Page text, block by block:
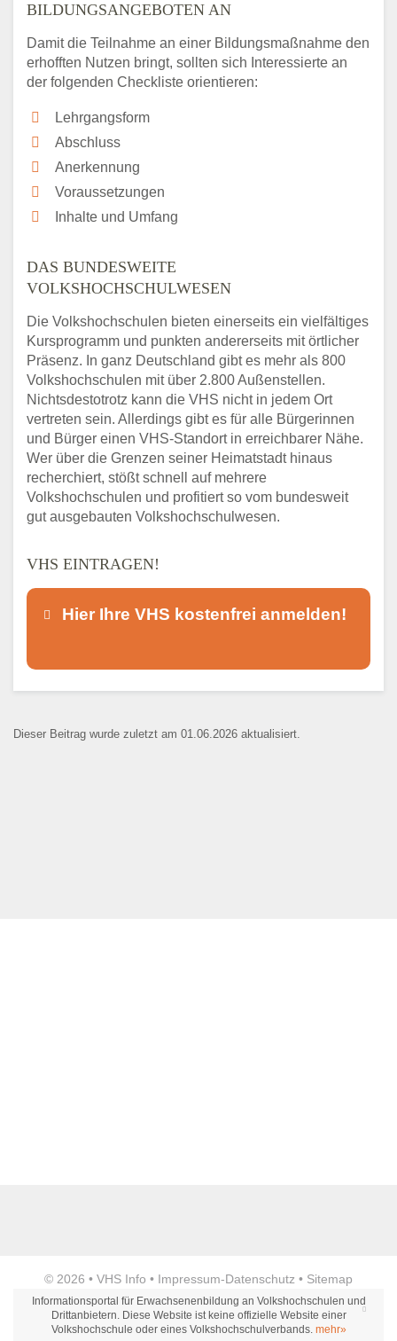
BILDUNGSANGEBOTEN AN
Damit die Teilnahme an einer Bildungsmaßnahme den
erhofften Nutzen bringt, sollten sich Interessierte an
der folgenden Checkliste orientieren:
Lehrgangsform
Abschluss
Anerkennung
Voraussetzungen
Inhalte und Umfang
DAS BUNDESWEITE
VOLKSHOCHSCHULWESEN
Die Volkshochschulen bieten einerseits ein vielfältiges
Kursprogramm und punkten andererseits mit örtlicher
Präsenz. In ganz Deutschland gibt es mehr als 800
Volkshochschulen mit über 2.800 Außenstellen.
Nichtsdestotrotz kann die VHS nicht in jedem Ort
vertreten sein. Allerdings gibt es für alle Bürgerinnen
und Bürger einen VHS-Standort in erreichbarer Nähe.
Wer über die Grenzen seiner Heimatstadt hinaus
recherchiert, stößt schnell auf mehrere
Volkshochschulen und profitiert so vom bundesweit
gut ausgebauten Volkshochschulwesen.
VHS EINTRAGEN!
Hier Ihre VHS kostenfrei anmelden!
Kontaktaufnahme und ist nicht
Webseite
Dieser Beitrag wurde zuletzt am 01.06.2026 aktualisiert.
© 2026 • VHS Info • Impressum-Datenschutz • Sitemap
Informationsportal für Erwachsenenbildung an Volkshochschulen und
Drittanbietern. Diese Website ist keine offizielle Website einer
Volkshochschule oder eines Volkshochschulverbands. mehr»